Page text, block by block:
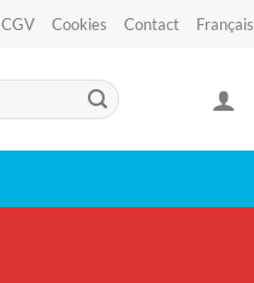
CGV Cookies Contact Français